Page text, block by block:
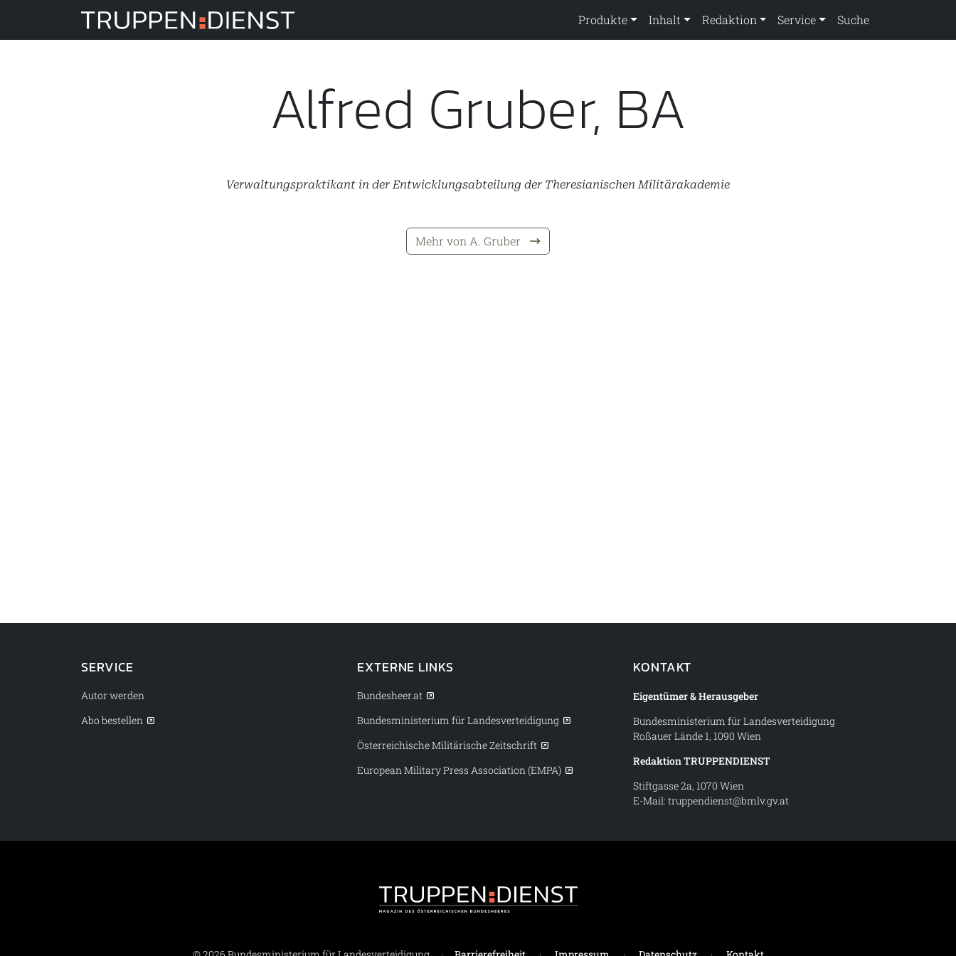
Truppendienst Produkte Inhalt Redaktion Service Suche
Alfred Gruber, BA
Verwaltungspraktikant in der Entwicklungsabteilung der Theresianischen Militärakademie
Mehr von A. Gruber
SERVICE
Autor werden
Abo bestellen
EXTERNE LINKS
Bundesheer.at
Bundesministerium für Landesverteidigung
Österreichische Militärische Zeitschrift
European Military Press Association (EMPA)
KONTAKT
Eigentümer & Herausgeber
Bundesministerium für Landesverteidigung
Roßauer Lände 1, 1090 Wien
Redaktion TRUPPENDIENST
Stiftgasse 2a, 1070 Wien
E-Mail: truppendienst@bmlv.gv.at
Truppendienst – Magazin des Österreichischen Bundesheeres